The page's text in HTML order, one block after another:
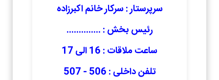
سرپرستار : سرکار خانم اکبرزاده
رئیس بخش : ..............
ساعت ملاقات : 16 الی 17
تلفن داخلی : 506 - 507